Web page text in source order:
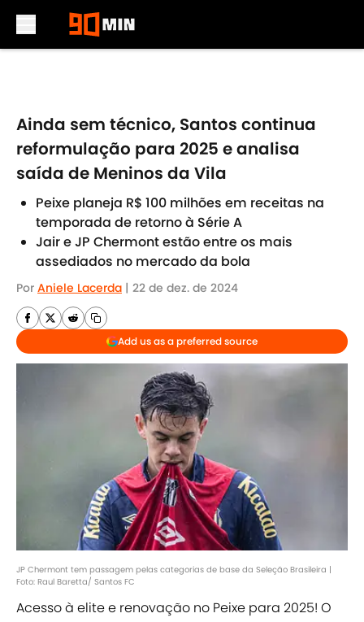
Ainda sem técnico, Santos continua
reformulação para 2025 e analisa
saída de Meninos da Vila
Peixe planeja R$ 100 milhões em receitas na
temporada de retorno à Série A
Jair e JP Chermont estão entre os mais
assediados no mercado da bola
Por Aniele Lacerda | 22 de dez. de 2024
Add us as a preferred source
JP Chermont tem passagem pelas categorias de base da Seleção Brasileira |
Foto: Raul Baretta/ Santos FC
Acesso à elite e renovação no Peixe para 2025! O